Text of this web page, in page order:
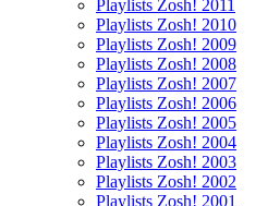
Playlists Zosh! 2011
Playlists Zosh! 2010
Playlists Zosh! 2009
Playlists Zosh! 2008
Playlists Zosh! 2007
Playlists Zosh! 2006
Playlists Zosh! 2005
Playlists Zosh! 2004
Playlists Zosh! 2003
Playlists Zosh! 2002
Playlists Zosh! 2001